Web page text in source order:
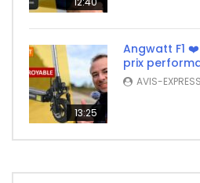
13:25
Angwatt F1
prix
AVIS-EXPRESS